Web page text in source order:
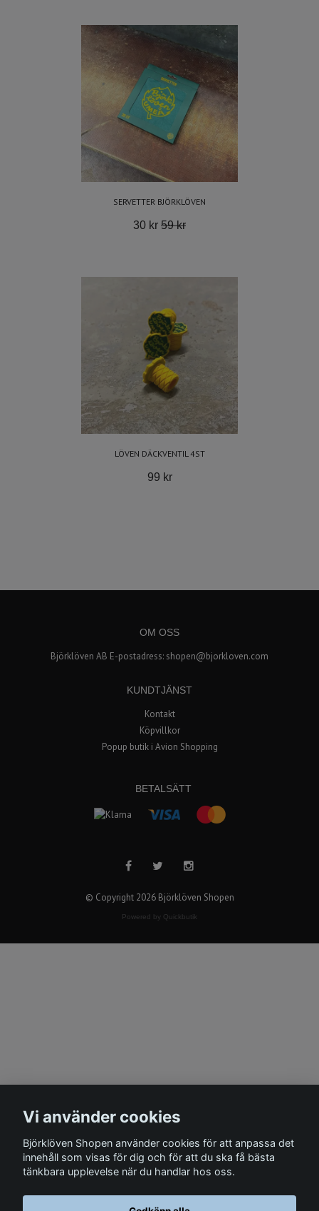
SERVETTER BJÖRKLÖVEN
30 kr 59 kr
LÖVEN DÄCKVENTIL 4ST
99 kr
OM OSS
Björklöven AB E-postadress: shopen@bjorkloven.com
KUNDTJÄNST
Kontakt
Köpvillkor
Popup butik i Avion Shopping
BETALSÄTT
© Copyright 2026 Björklöven Shopen
Powered by Quickbutik
Vi använder cookies
Björklöven Shopen använder cookies för att anpassa det
innehåll som visas för dig och för att du ska få bästa
tänkbara upplevelse när du handlar hos oss.